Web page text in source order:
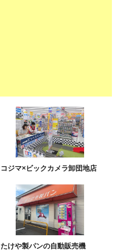
コジマ×ビックカメラ卸団地店
たけや製パンの自動販売機